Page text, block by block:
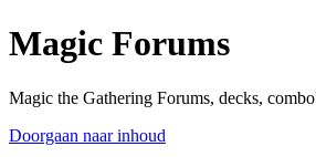
Magic Forums
Magic the Gathering Forums, decks,
Doorgaan naar inhoud